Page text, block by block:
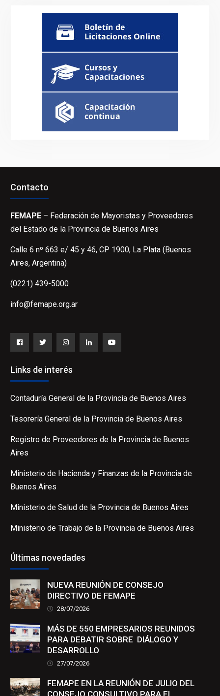
Contacto
FEMAPE – Federación de Mayoristas y Proveedores
del Estado de la Provincia de Buenos Aires
Calle 6 nº 663 e/ 45 y 46, CP 1900, La Plata (Buenos
Aires, Argentina)
(0221) 439-5000
info@femape.org.ar
Links de interés
Contaduría General de la Provincia de Buenos Aires
Tesorería General de la Provincia de Buenos Aires
Registro de Proveedores de la Provincia de Buenos
Aires
Ministerio de Hacienda y Finanzas de la Provincia de
Buenos Aires
Ministerio de Salud de la Provincia de Buenos Aires
Ministerio de Trabajo de la Provincia de Buenos Aires
Últimas novedades
NUEVA REUNIÓN DE CONSEJO
DIRECTIVO DE FEMAPE
28/07/2026
MÁS DE 550 EMPRESARIOS REUNIDOS
PARA DEBATIR SOBRE DIÁLOGO Y
DESARROLLO
27/07/2026
FEMAPE EN LA REUNIÓN DE JULIO DEL